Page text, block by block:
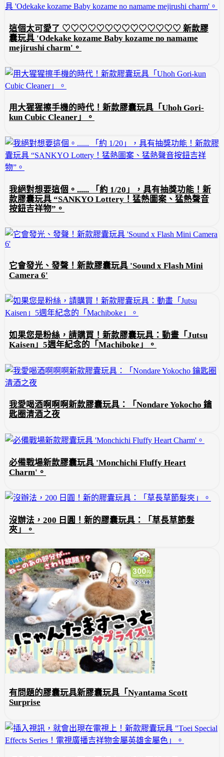
這個太可愛了 ♡♡♡♡♡♡♡♡♡♡♡♡♡♡ 新款膠
囊玩具 'Odekake kozame Baby kozame no namame
mejirushi charm'。
用大猩猩擦手機的時代！新款膠囊玩具「Uhoh Gori-
kun Cubic Cleaner」。
我絕對想要這個。...... 「約 1/20」，具有抽獎功能！新
款膠囊玩具 “SANKYO Lottery！猛熱圖案、猛熱聲音
按鈕吉祥物”。
它會發光、發聲！新款膠囊玩具 'Sound x Flash Mini
Camera 6'
如果您是粉絲，請購買！新款膠囊玩具：動畫「Jutsu
Kaisen」5週年紀念的「Machiboke」。
我愛喝酒啊啊啊新款膠囊玩具：「Nondare Yokocho 鑰
匙圈清酒之夜
必備戰場新款膠囊玩具 'Monchichi Fluffy Heart
Charm'。
沒辦法，200 日圓！新的膠囊玩具：「草長草節髮
夾」。
有問題的膠囊玩具新膠囊玩具「Nyantama Scott
Surprise